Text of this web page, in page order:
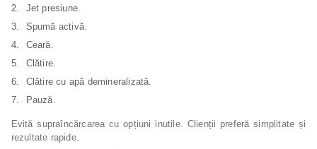
Jet presiune.
Spumă activă.
Ceară.
Clătire.
Clătire cu apă demineralizată.
Pauză.
Evită supraîncărcarea cu opțiuni inutile. Clienții preferă simplitate și
rezultate rapide.